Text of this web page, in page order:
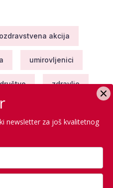
akcija
umirovljenici
zdravlje
newsletter za još kvalitetnog